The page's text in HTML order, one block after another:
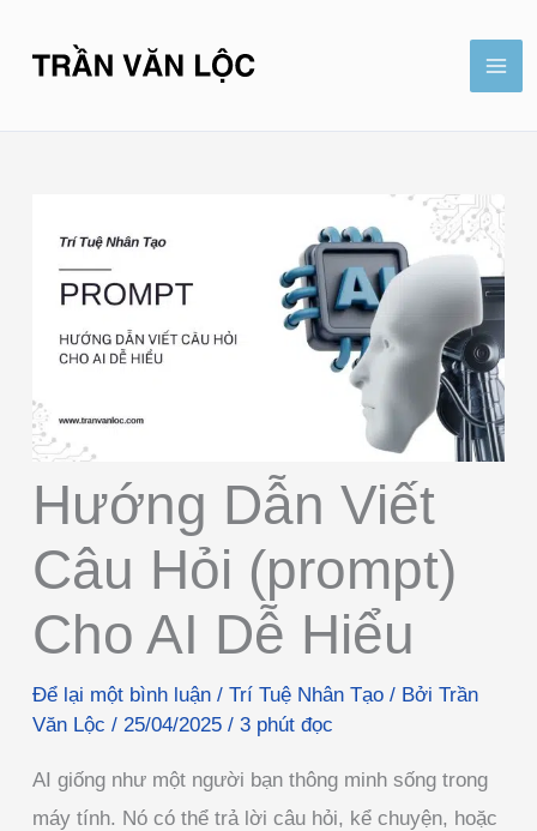
dung
Hướng Dẫn Viết
Câu Hỏi (prompt)
Cho AI Dễ Hiểu
Để lại một bình luận / Trí Tuệ Nhân Tạo/ Bởi Trần
Văn Lộc / 25/04/2025 / 3 phút đọc
AI giống như một người bạn thông minh sống trong
máy tính. Nó có thể trả lời câu hỏi, kể chuyện, hoặc